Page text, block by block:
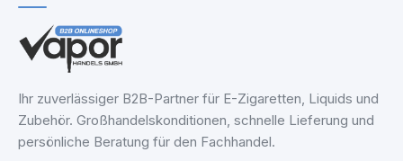
Ihr zuverlässiger B2B-Partner für E-Zigaretten, Liquids und
Zubehör. Großhandelskonditionen, schnelle Lieferung und
persönliche Beratung für den Fachhandel.